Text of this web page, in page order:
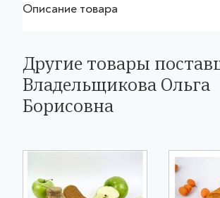
Описание товара
Другие товары
Владельщикова Ольга
Борисовна